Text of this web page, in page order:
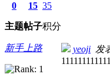
0
主题
15
帖子
35
积分
新手上路 yeoji 发